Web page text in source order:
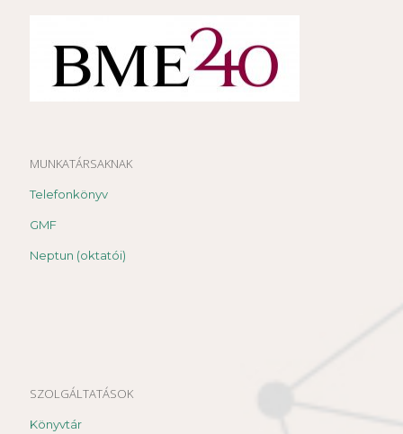
MUNKATÁRSAKNAK
Telefonkönyv
GMF
Neptun (oktatói)
SZOLGÁLTATÁSOK
Könyvtár